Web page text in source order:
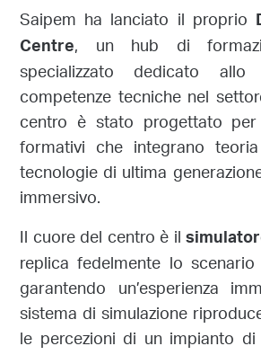
Saipem ha lanciato il proprio
Centre, un hub di
specializzato dedicato
competenze tecniche nel
centro è stato progettato
formativi che integrano
tecnologie di ultima
immersivo.
Il cuore del centro è il
replica fedelmente lo
garantendo un’esperienza
sistema di simulazione
le percezioni di un impianto